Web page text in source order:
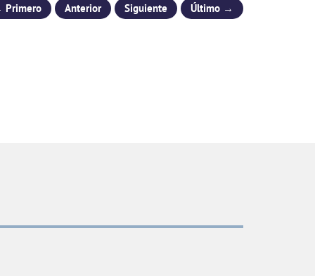
Anterior Siguiente Último →